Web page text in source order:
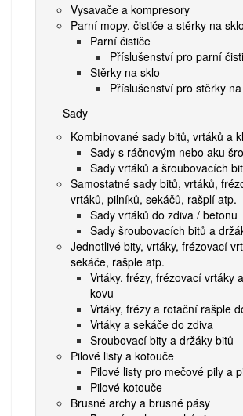
Vysavače a kompresory
Parní mopy, čističe a stěrky na sklo
Parní čističe
Příslušenství pro parní
Stěrky na sklo
Příslušenství pro stěrky
Sady
Kombinované sady bitů, vrtáků a
Sady s ráčnovým nebo aku
Sady vrtáků a šroubovacích
Samostatné sady bitů, vrtáků,
vrtáků, pilníků, sekáčů, rašplí atp.
Sady vrtáků do zdiva / betonu
Sady šroubovacích bitů a
Jednotlivé bity, vrtáky, frézovací
sekáče, rašple atp.
Vrtáky. frézy, frézovací vrtáky
kovu
Vrtáky, frézy a rotační rašple
Vrtáky a sekáče do zdiva
Šroubovací bity a držáky bitů
Pilové listy a kotouče
Pilové listy pro mečové pily a
Pilové kotouče
Brusné archy a brusné pásy